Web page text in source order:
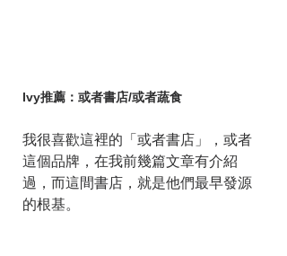
Ivy推薦：或者書店/或者蔬食
我很喜歡這裡的「或者書店」，或者
這個品牌，在我前幾篇文章有介紹
過，而這間書店，就是他們最早發源
的根基。